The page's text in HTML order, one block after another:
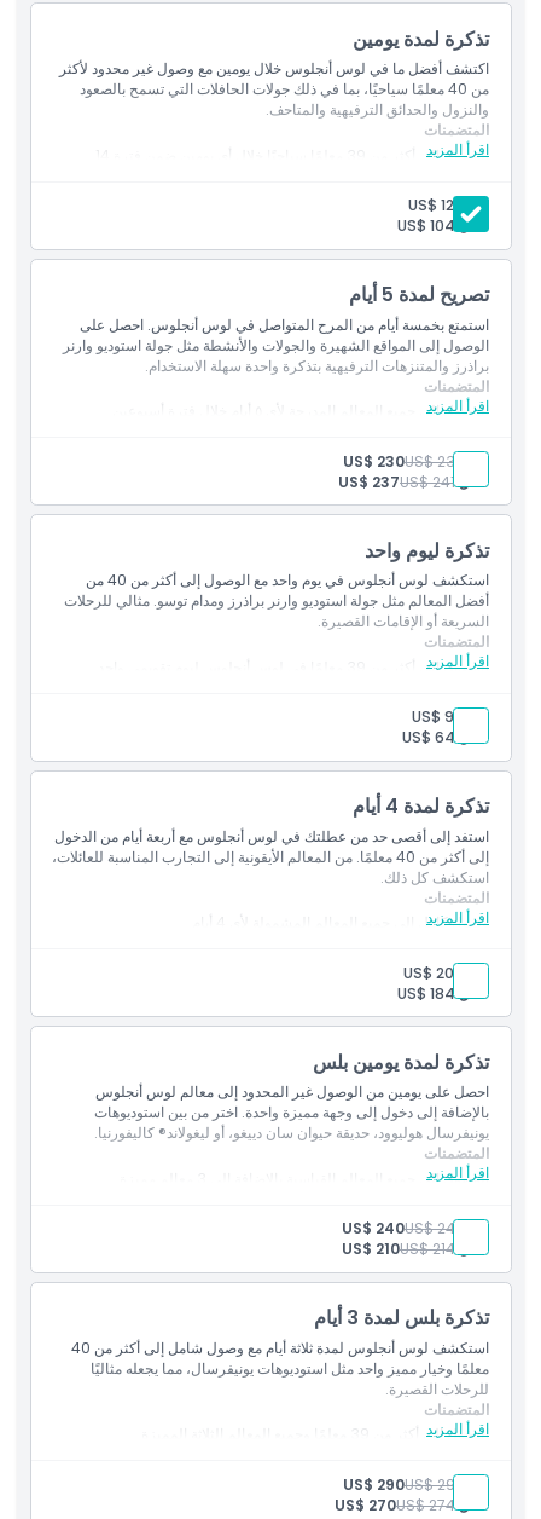
سياسة الأطفال والبالغين
الاستثناءات
إضافة إضافية
ما يجب معرفته
الموقع
كيفية الاسترداد
الشروط والأحكام
سياسة الإلغاء
تذكرة لمدة يومين
اكتشف أفضل ما في لوس أنجلوس خلال يومين مع وصول غير محدود لأكثر
من 40 معلمًا سياحيًا، بما في ذلك جولات الحافلات التي تسمح بالصعود
والنزول والحدائق الترفيهية والمتاحف.
اقرأ المزيد
المتضمنات
زيارات غير محدودة للمعالم المدرجة في كل يوم نشط
مثالي لاستكشاف المعالم البارزة والحدائق الترفيهية
أمثلة:
كنوتس بيري فارم
حوض أسماك المحيط الهادئ
استاد سوفي
جولة في متحف الغرامي
بالغ:
US$ 124
طفل: US$ 104
تصريح لمدة 5 أيام
استمتع بخمسة أيام من المرح المتواصل في لوس أنجلوس. احصل على
الوصول إلى المواقع الشهيرة والجولات والأنشطة مثل جولة استوديو وارنر
براذرز والمتنزهات الترفيهية بتذكرة واحدة سهلة الاستخدام.
اقرأ المزيد
المتضمنات
الوصول إلى جميع المعالم المدرجة لأي ٥ أيام خلال فترة أسبوعين
الترفيهية
يشمل جولات سيرًا على الأقدام، رحلات بحرية، متاحف، وأكثر
بالغ: US$ 234
US$ 230
طفل:US$ 241
US$ 237
تذكرة ليوم واحد
استكشف لوس أنجلوس في يوم واحد مع الوصول إلى أكثر من 40 من
أفضل المعالم مثل جولة استوديو وارنر براذرز ومدام توسو. مثالي للرحلات
السريعة أو الإقامات القصيرة.
اقرأ المزيد
المتضمنات
الوصول إلى أكثر من 39 معلمًا في لوس أنجلوس ليوم تقويمي واحد
بطاقة رقمية مع تطبيق هاتف محمول لتسهيل التخطيط والدخول
جولة استوديو وارنر براذرز
جولة الحافلة بنظام الصعود والنزول من بيغ باص
تنزه إلى علامة هوليوود
بالغ:
US$ 94
طفل:US$ 64
تذكرة لمدة 4 أيام
استفد إلى أقصى حد من عطلتك في لوس أنجلوس مع أربعة أيام من الدخول
إلى أكثر من 40 معلمًا. من المعالم الأيقونية إلى التجارب المناسبة للعائلات،
استكشف كل ذلك.
اقرأ المزيد
المتضمنات
وصول كامل إلى جميع المعالم المشمولة لأي 4 أيام
استكشف لوس أنجلوس بوتيرة أكثر استرخاءً
مناسب للعائلات أو لمسارات سفر أطول
بالغ:
US$ 204
طفل:US$ 184
تذكرة لمدة يومين بلس
احصل على يومين من الوصول غير المحدود إلى معالم لوس أنجلوس
بالإضافة إلى دخول إلى وجهة مميزة واحدة. اختر من بين استوديوهات
يونيفرسال هوليوود، حديقة حيوان سان دييغو، أو ليغولاند® كاليفورنيا.
اقرأ المزيد
المتضمنات
الوصول إلى جميع المعالم القياسية بالإضافة إلى 3 معالم مميزة
مثالي لأولئك الذين يرغبون في زيارة استوديوهات يونيفرسال أو متنزه
متميز بالإضافة إلى أهم المعالم
بالغ: US$ 244
US$ 240
طفل:US$ 214
US$ 210
تذكرة بلس لمدة 3 أيام
استكشف لوس أنجلوس لمدة ثلاثة أيام مع وصول شامل إلى أكثر من 40
معلمًا وخيار مميز واحد مثل استوديوهات يونيفرسال، مما يجعله مثاليًا
للرحلات القصيرة.
اقرأ المزيد
المتضمنات
الدخول إلى أكثر من 39 معلمًا وجميع المعالم الثلاثة المميزة
مثالي للعائلات أو لعشاق المتنزهات الترفيهية
بالغ: US$ 294
US$ 290
طفل:US$ 274
US$ 270